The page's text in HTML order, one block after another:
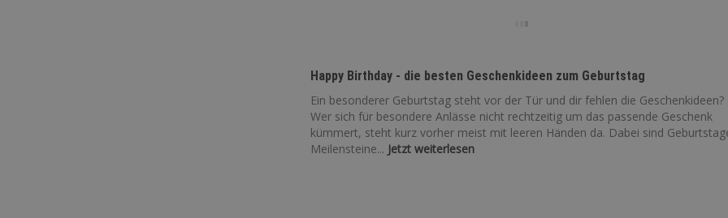
Happy Birthday - die besten Geschenkideen zum Geburtstag
Ein besonderer Geburtstag steht vor der Tür und dir fehlen die Geschenkideen?
Wer sich für besondere Anlässe nicht rechtzeitig um das passende Geschenk
kümmert, steht kurz vorher meist mit leeren Händen da. Dabei sind
Meilensteine... Jetzt weiterlesen